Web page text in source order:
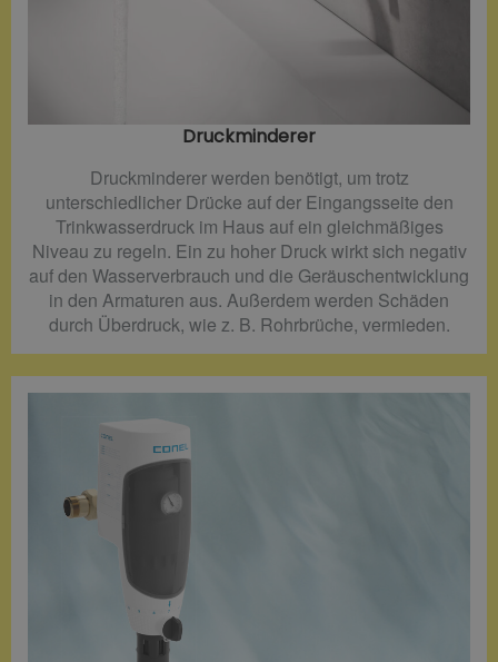
Druckminderer​
Druckminderer werden benötigt, um trotz
unterschiedlicher Drücke auf der Eingangsseite den
Trinkwasserdruck im Haus auf ein gleichmäßiges
Niveau zu regeln. Ein zu hoher Druck wirkt sich negativ
auf den Wasserverbrauch und die Geräuschentwicklung
in den Armaturen aus. Außerdem werden Schäden
durch Überdruck, wie z. B. Rohrbrüche, vermieden.